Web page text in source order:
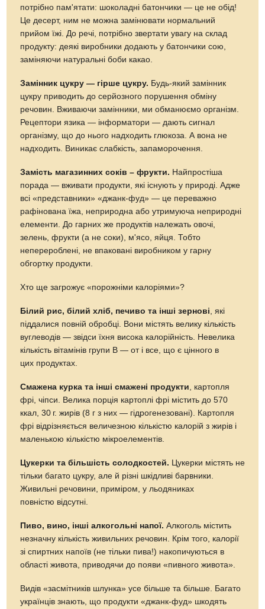
потрібно пам'ятати: шоколадні батончики — це не обід!
Це десерт, ним не можна замінювати нормальний
прийом їжі. До речі, потрібно звертати увагу на склад
продукту: деякі виробники додають у батончики сою,
заміняючи натуральні боби какао.
Замінник цукру — гірше цукру. Будь-який замінник
цукру приводить до серйозного порушення обміну
речовин. Вживаючи замінники, ми обманюємо організм.
Рецептори язика — інформатори — дають сигнал
організму, що до нього надходить глюкоза. А вона не
надходить. Виникає слабкість, запаморочення.
Замість магазинних соків – фрукти. Найпростіша
порада — вживати продукти, які існують у природі. Адже
всі «представники» «джанк-фуд» — це переважно
рафінована їжа, неприродна або утримуюча неприродні
елементи. До гарних же продуктів належать овочі,
зелень, фрукти (а не соки), м'ясо, яйця. Тобто
неперероблені, не впаковані виробником у гарну
обгортку продукти.
Хто ще загрожує «порожніми калоріями»?
Білий рис, білий хліб, печиво та інші зернові, які
піддалися повній обробці. Вони містять велику кількість
вуглеводів — звідси їхня висока калорійність. Невелика
кількість вітамінів групи В — от і все, що є цінного в
цих продуктах.
Смажена курка та інші смажені продукти, картопля
фрі, чіпси. Велика порція картоплі фрі містить до 570
ккал,30 г. жирів (8 г з них — гідрогенезовані). Картопля
фрі відрізняється величезною кількістю калорій з жирів і
маленькою кількістю мікроелементів.
Цукерки та більшість солодкостей. Цукерки містять не
тільки багато цукру, але й різні шкідливі барвники.
Живильні речовини, приміром, у льодяниках
повністю відсутні.
Пиво, вино, інші алкогольні напої. Алкоголь містить
незначну кількість живильних речовин. Крім того, калорії
зі спиртних напоїв (не тільки пива!) накопичуються в
області живота, приводячи до появи «пивного живота».
Видів «засмітників шлунка» усе більше та більше. Багато
українців знають, що продукти «джанк-фуд» шкодять